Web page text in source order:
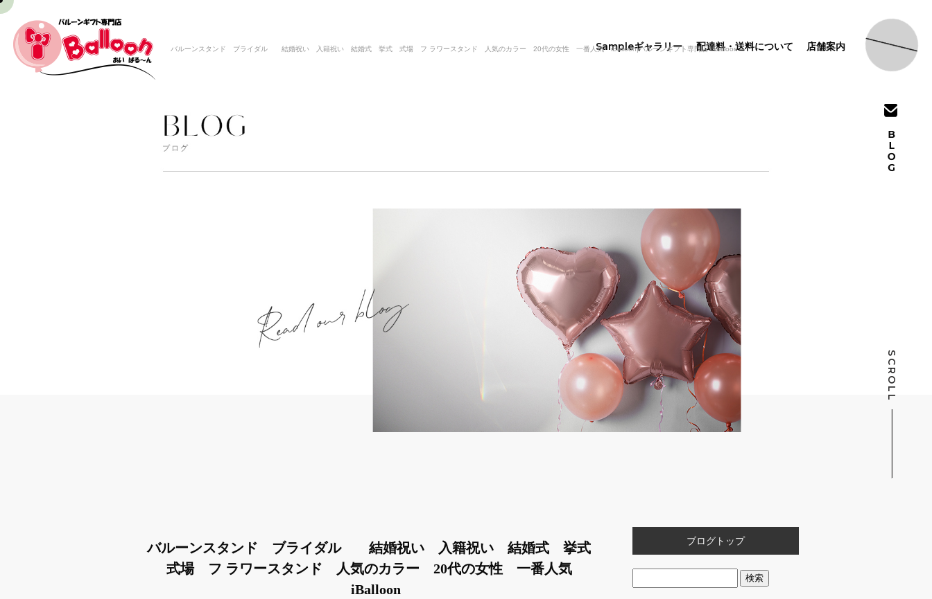
バルーンスタンド ブライダル 結婚祝い 入籍祝い 結婚式 挙式 式場 フ ラワースタンド 人気のカラー 20代の女性 一番人気 iBalloon|バルーンギフト専門店 i Balloon
Sampleギャラリー 配達料・送料について 店舗案内
SCROLL
バルーンスタンド ブライダル 結婚祝い 入籍祝い 結婚式 挙式
式場 フ ラワースタンド 人気のカラー 20代の女性 一番人気
iBalloon
ブログトップ